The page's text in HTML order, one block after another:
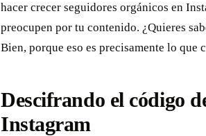
hacer crecer seguidores orgánicos en
preocupen por tu contenido. ¿Quieres
Bien, porque eso es precisamente lo que
Descifrando el código
Instagram